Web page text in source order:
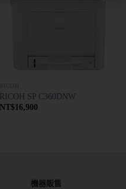
RICOH SP C360DNW
NT$16,900
機器販售